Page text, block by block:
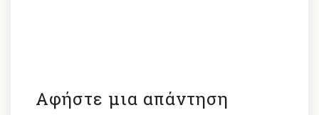
Αφήστε μια απάντηση